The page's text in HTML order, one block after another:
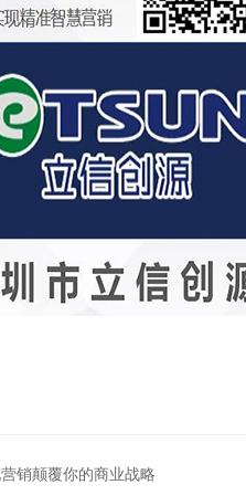
销颠覆你的商业战略